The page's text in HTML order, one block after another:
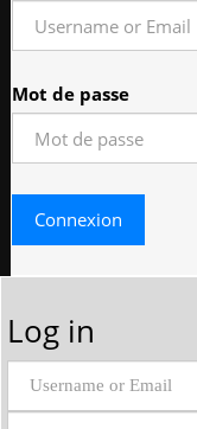
Mot de passe
Log in